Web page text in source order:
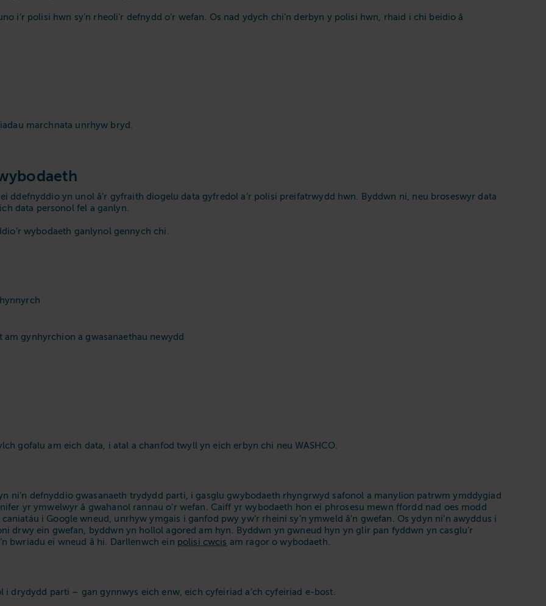
i’r polisi hwn sy’n rheoli’r defnydd o’r wefan. Os nad ydych chi’n derbyn y polisi hwn, rhaid i chi beidio â
marchnata unrhyw bryd.
ddefnyddio yn unol â’r gyfraith diogelu data gyfredol a’r polisi preifatrwydd hwn. Byddwn ni, neu broseswyr data
data personol fel a ganlyn.
wybodaeth ganlynol gennych chi.
gynhyrchion a gwasanaethau newydd
gofalu am eich data, i atal a chanfod twyll yn eich erbyn chi neu WASHCO.
ni’n defnyddio gwasanaeth trydydd parti, i gasglu gwybodaeth rhyngrwyd safonol a manylion patrwm ymddygiad
yr ymwelwyr â gwahanol rannau o’r wefan. Caiff yr wybodaeth hon ei phrosesu mewn ffordd nad oes modd
i Google wneud, unrhyw ymgais i ganfod pwy yw’r rheini sy’n ymweld â’n gwefan. Os ydyn ni’n awyddus i
drwy ein gwefan, byddwn yn hollol agored am hyn. Byddwn yn gwneud hyn yn glir pan fyddwn yn casglu’r
bwriadu ei wneud â hi. Darllenwch ein polisi cwcis am ragor o wybodaeth.
drydydd parti – gan gynnwys eich enw, eich cyfeiriad a’ch cyfeiriad e-bost.